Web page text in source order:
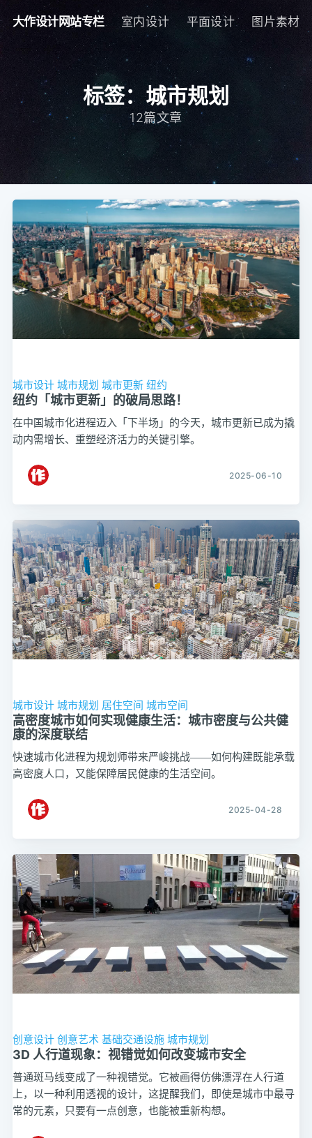
大作设计网站专栏 室内设计 平面设计 图片素材
标签：城市规划
12篇文章
城市设计 城市规划 城市更新 纽约
纽约「城市更新」的破局思路！
在中国城市化进程迈入「下半场」的今天，城市更新已成为撬
动内需增长、重塑经济活力的关键引擎。
2025-06-10
城市设计 城市规划 居住空间 城市空间
高密度城市如何实现健康生活：城市密度与公共健
康的深度联结
快速城市化进程为规划师带来严峻挑战——如何构建既能承载
高密度人口，又能保障居民健康的生活空间。
2025-04-28
创意设计 创意艺术 基础交通设施 城市规划
3D 人行道现象：视错觉如何改变城市安全
普通斑马线变成了一种视错觉。它被画得仿佛漂浮在人行道
上，以一种利用透视的设计，这提醒我们，即使是城市中最寻
常的元素，只要有一点创意，也能被重新构想。